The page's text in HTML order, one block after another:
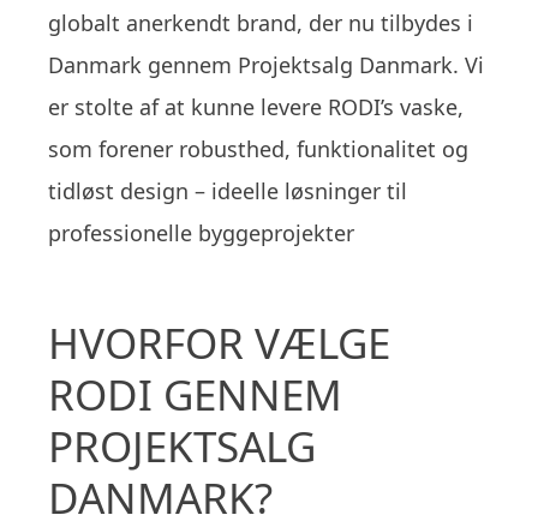
globalt anerkendt brand, der nu tilbydes i
Danmark gennem Projektsalg Danmark. Vi
er stolte af at kunne levere RODI’s vaske,
som forener robusthed, funktionalitet og
tidløst design – ideelle løsninger til
professionelle byggeprojekter
HVORFOR VÆLGE
RODI GENNEM
PROJEKTSALG
DANMARK?